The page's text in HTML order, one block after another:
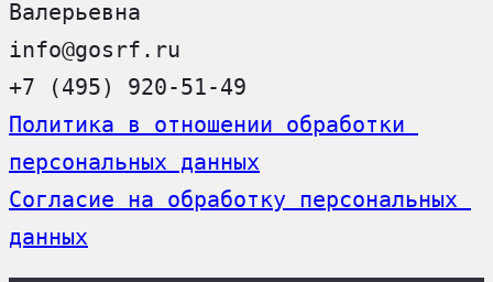
Валерьевна
info@gosrf.ru
+7 (495) 920-51-49
Политика в отношении обработки
персональных данных
Согласие на обработку персональных
данных